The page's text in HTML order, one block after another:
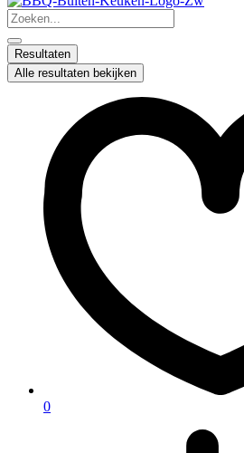
Search
...
Resultaten
Alle resultaten bekijken
0